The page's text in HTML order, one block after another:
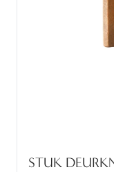
STUK